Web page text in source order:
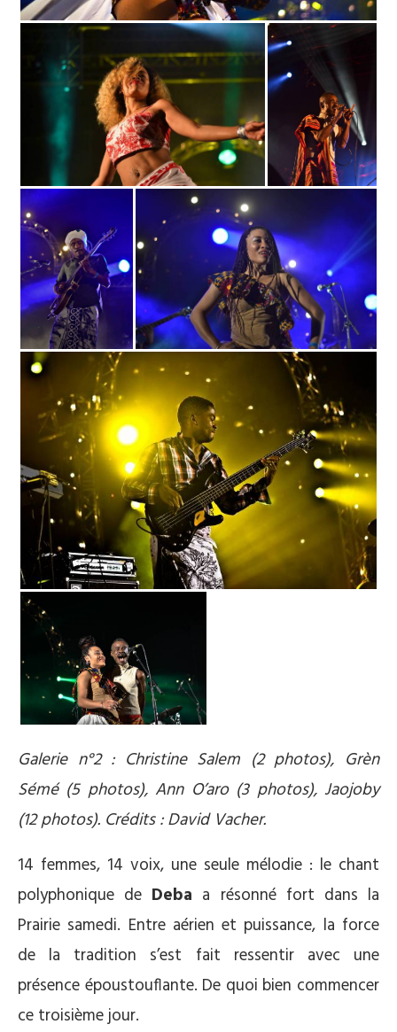
Galerie n°2 : Christine Salem (2 photos), Grèn
Sémé (5 photos), Ann O’aro (3 photos), Jaojoby
(12 photos). Crédits : David Vacher.
14 femmes, 14 voix, une seule mélodie : le chant
polyphonique de Deba a résonné fort dans la
Prairie samedi. Entre aérien et puissance, la force
de la tradition s’est fait ressentir avec une
présence époustouflante. De quoi bien commencer
ce troisième jour.